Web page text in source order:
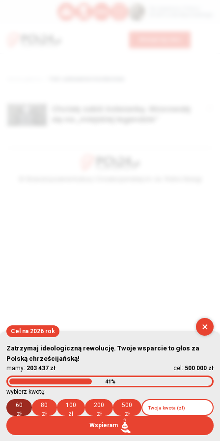
×
Cel na 2026 rok
Zatrzymaj ideologiczną rewolucję. Twoje wsparcie to głos za
Polską chrześcijańską!
mamy: 203 437 zł cel: 500 000 zł
41%
wybierz kwotę:
60
zł
80
zł
100
zł
200
zł
500
zł
Wspieram